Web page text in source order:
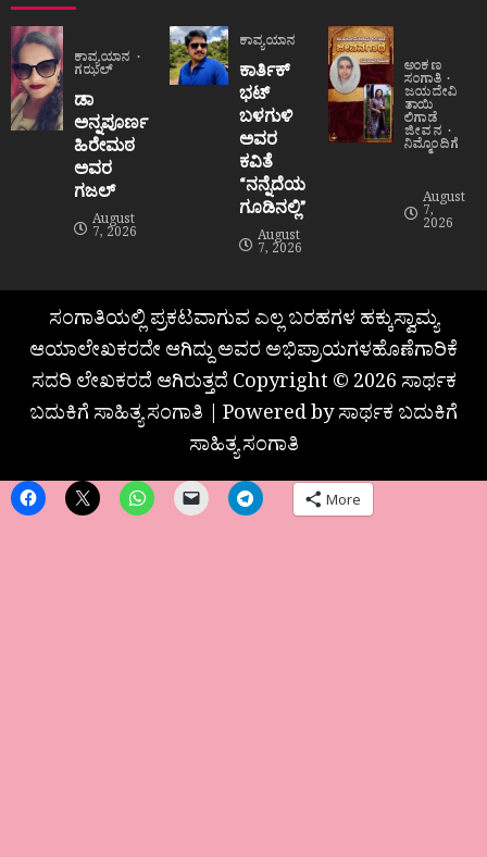
ಕಾವ್ಯಯಾನ
ಗಝಲ್
ಡಾ
ಅನ್ನಪೂರ್ಣ
ಹಿರೇಮಠ
ಅವರ
ಗಜಲ್
August
7, 2026
ಕಾವ್ಯಯಾನ
ಕಾರ್ತಿಕ್
ಭಟ್
ಬಳಗುಳಿ
ಅವರ
ಕವಿತೆ
“ನನ್ನೆದೆಯ
ಗೂಡಿನಲ್ಲಿ”
August
7, 2026
ಅಂಕಣ
ಸಂಗಾತಿ
ಜಯದೇವಿ
ತಾಯಿ
ಲಿಗಾಡೆ
ಜೀವನ
ನಿಮ್ಮೊಂದಿಗೆ
August
7,
2026
ಸಂಗಾತಿಯಲ್ಲಿ ಪ್ರಕಟವಾಗುವ ಎಲ್ಲ ಬರಹಗಳ ಹಕ್ಕುಸ್ವಾಮ್ಯ
ಆಯಾಲೇಖಕರದೇ ಆಗಿದ್ದು ಅವರ ಅಭಿಪ್ರಾಯಗಳಹೊಣೆಗಾರಿಕೆ
ಸದರಿ ಲೇಖಕರದೆ ಆಗಿರುತ್ತದೆ Copyright © 2026 ಸಾರ್ಥಕ
ಬದುಕಿಗೆ ಸಾಹಿತ್ಯ ಸಂಗಾತಿ | Powered by ಸಾರ್ಥಕ ಬದುಕಿಗೆ
ಸಾಹಿತ್ಯ ಸಂಗಾತಿ
More